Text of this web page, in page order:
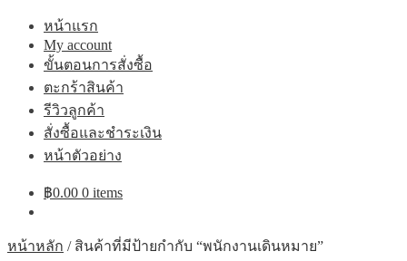
หน้าแรก
My account
ขั้นตอนการสั่งซื้อ
ตะกร้าสินค้า
รีวิวลูกค้า
สั่งซื้อและชำระเงิน
หน้าตัวอย่าง
฿0.00 0 items
หน้าหลัก / สินค้าที่มีป้ายกำกับ “พนักงานเดินหมาย”